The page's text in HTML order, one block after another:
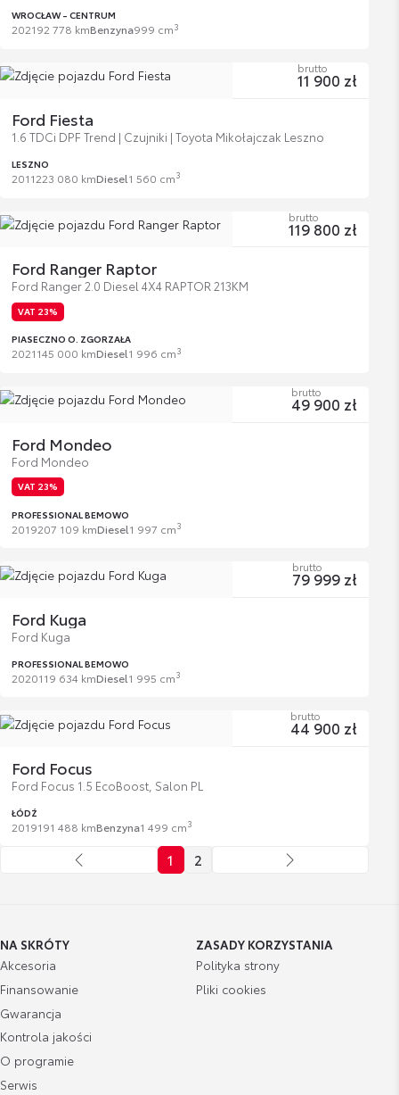
WROCŁAW - CENTRUM
202192 778 kmBenzyna999 cm3
Ford Fiesta
1.6 TDCi DPF Trend | Czujniki | Toyota Mikołajczak Leszno
LESZNO
2011223 080 kmDiesel1 560 cm3
brutto
11 900 zł
Ford Ranger Raptor
Ford Ranger 2.0 Diesel 4X4 RAPTOR 213KM
VAT 23%
PIASECZNO O. ZGORZAŁA
2021145 000 kmDiesel1 996 cm3
brutto
119 800 zł
Ford Mondeo
Ford Mondeo
VAT 23%
PROFESSIONAL BEMOWO
2019207 109 kmDiesel1 997 cm3
brutto
49 900 zł
Ford Kuga
Ford Kuga
PROFESSIONAL BEMOWO
2020119 634 kmDiesel1 995 cm3
brutto
79 999 zł
Ford Focus
Ford Focus 1.5 EcoBoost, Salon PL
ŁÓDŹ
2019191 488 kmBenzyna1 499 cm3
brutto
44 900 zł
1 2
NA SKRÓTY
Akcesoria
Finansowanie
Gwarancja
Kontrola jakości
O programie
Serwis
ZASADY KORZYSTANIA
Polityka strony
Pliki cookies